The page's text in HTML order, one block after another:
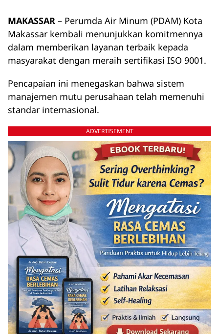
MAKASSAR – Perumda Air Minum (PDAM) Kota
Makassar kembali menunjukkan komitmennya
dalam memberikan layanan terbaik kepada
masyarakat dengan meraih sertifikasi ISO 9001.
Pencapaian ini menegaskan bahwa sistem
manajemen mutu perusahaan telah memenuhi
standar internasional.
ADVERTISEMENT